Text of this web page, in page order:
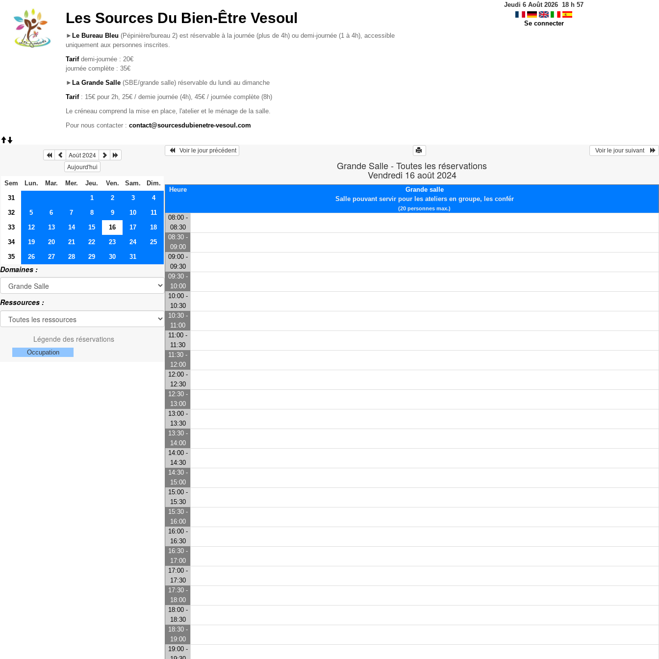
Les Sources Du Bien-Être Vesoul
► Le Bureau Bleu (Pépinière/bureau 2) est réservable à la journée (plus de 4h) ou demi-journée (1 à 4h), accessible
uniquement aux personnes inscrites.
Tarifdemi-journée : 20€
journée complète : 35€
► La Grande Salle (SBE/grande salle) réservable du lundi au dimanche
Tarif : 15€ pour 2h, 25€ / demie journée (4h), 45€ / journée complète (8h)
Le créneau comprend la mise en place, l'atelier et le ménage de la salle.
Pour nous contacter :contact@sourcesdubienetre-vesoul.com
Jeudi 6 Août 2026 18 h 57
Se connecter
Août 2024
Aujourd'hui
Sem Lun. Mar. Mer. Jeu. Ven. Sam.
Dim.
31
1 2 3
4
32
5 6 7 8 9 10
11
33
12 13 14 15 16 17
18
34
19 20 21 22 23 24
25
35
26 27 28 29 30 31
Domaines :
Ressources :
Légende des réservations
Occupation
   Voir le jour précédent
  Voir le jour suivant
Grande Salle - Toutes les réservations
Vendredi 16 août 2024
Heure
Grande salle
Salle pouvant servir pour les ateliers en groupe, les confér
(20 personnes max.)
08:00 -
08:30
08:30 -
09:00
09:00 -
09:30
09:30 -
10:00
10:00 -
10:30
10:30 -
11:00
11:00 -
11:30
11:30 -
12:00
12:00 -
12:30
12:30 -
13:00
13:00 -
13:30
13:30 -
14:00
14:00 -
14:30
14:30 -
15:00
15:00 -
15:30
15:30 -
16:00
16:00 -
16:30
16:30 -
17:00
17:00 -
17:30
17:30 -
18:00
18:00 -
18:30
18:30 -
19:00
19:00 -